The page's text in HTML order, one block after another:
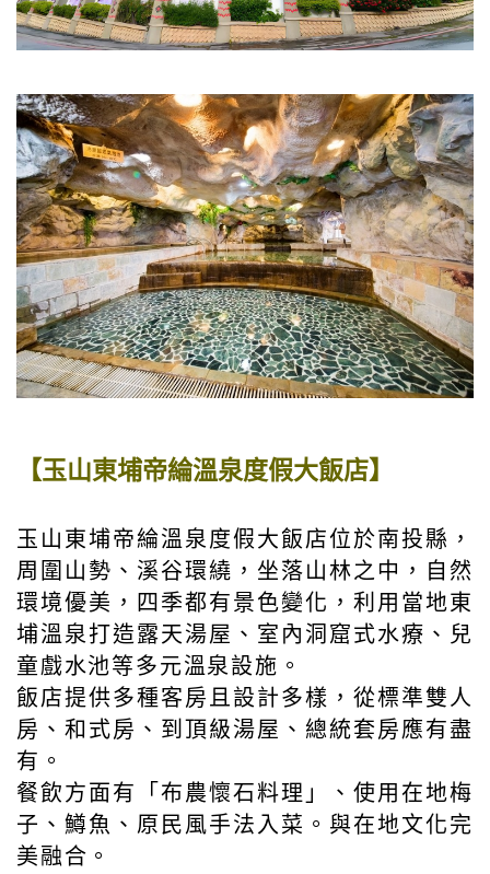
【玉山東埔帝綸溫泉度假大飯店】
玉山東埔帝綸溫泉度假大飯店位於南投縣，
周圍山勢、溪谷環繞，坐落山林之中，自然
環境優美，四季都有景色變化，利用當地東
埔溫泉打造露天湯屋、室內洞窟式水療、兒
童戲水池等多元溫泉設施。
飯店提供多種客房且設計多樣，從標準雙人
房、和式房、到頂級湯屋、總統套房應有盡
有。
餐飲方面有「布農懷石料理」、使用在地梅
子、鱒魚、原民風手法入菜。與在地文化完
美融合。